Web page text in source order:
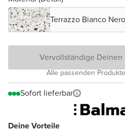
Deine Vorteile
Terrazzo Bianco Nero
Vervollständige
Alle passenden
Sofort lieferbar